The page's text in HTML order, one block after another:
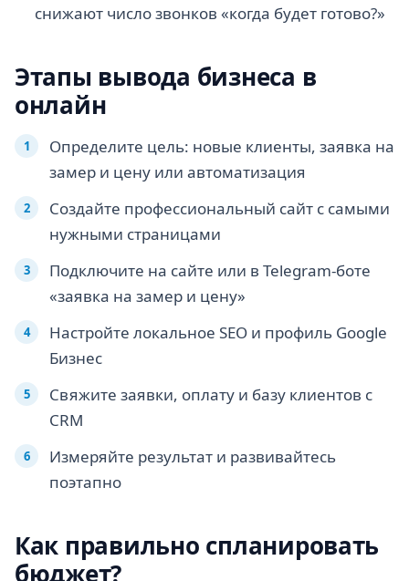
снижают число звонков «когда будет готово?»
Этапы вывода бизнеса в
онлайн
Определите цель: новые клиенты, заявка на
замер и цену или автоматизация
Создайте профессиональный сайт с самыми
нужными страницами
Подключите на сайте или в Telegram-боте
«заявка на замер и цену»
Настройте локальное SEO и профиль Google
Бизнес
Свяжите заявки, оплату и базу клиентов с
CRM
Измеряйте результат и развивайтесь
поэтапно
Как правильно спланировать
бюджет?